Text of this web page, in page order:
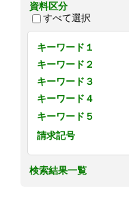
資料区分
すべて選択
キーワード１
キーワード２
キーワード３
キーワード４
キーワード５
請求記号
検索結果一覧